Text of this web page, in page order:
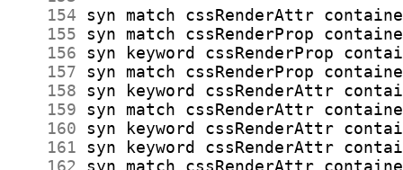
    154
    155
    156
    157
    158
    159
    160
    161
    162